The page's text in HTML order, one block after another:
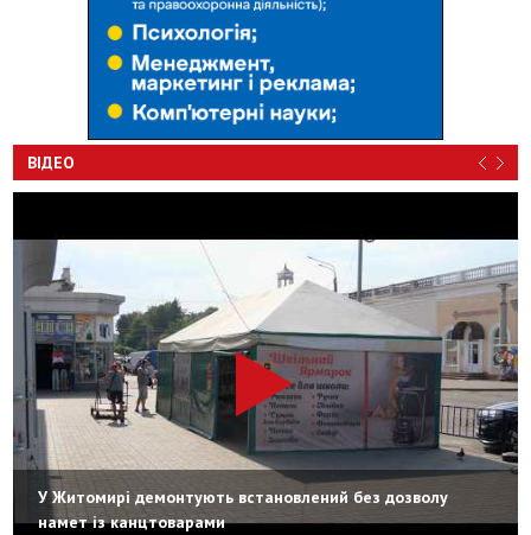
ВІДЕО
У Житомирі демонтують встановлений без дозволу
намет із канцтоварами